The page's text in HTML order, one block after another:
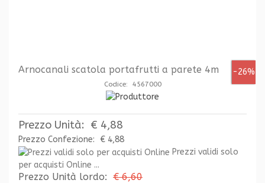
-26%
Arnocanali scatola portafrutti a parete 4m
Codice: 4567000
Prezzo Unità: € 4,88
Prezzo Confezione:
€ 4,88
Prezzi validi solo
per acquisti Online ...
Prezzo Unità lordo: € 6,60